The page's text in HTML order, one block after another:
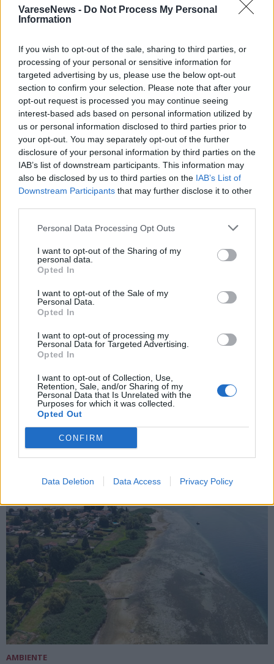
VareseNews - Do Not Process My Personal
Information
If you wish to opt-out of the sale, sharing to third parties, or
processing of your personal or sensitive information for
targeted advertising by us, please use the below opt-out
section to confirm your selection. Please note that after your
opt-out request is processed you may continue seeing
interest-based ads based on personal information utilized by
us or personal information disclosed to third parties prior to
your opt-out. You may separately opt-out of the further
disclosure of your personal information by third parties on the
IAB’s list of downstream participants. This information may
also be disclosed by us to third parties on the IAB’s List of
Downstream Participants that may further disclose it to other
Personal Data Processing Opt Outs
I want to opt-out of the Sharing of my
personal data.
Opted In
I want to opt-out of the Sale of my
Personal Data.
Opted In
I want to opt-out of processing my
Personal Data for Targeted Advertising.
Opted In
I want to opt-out of Collection, Use,
Retention, Sale, and/or Sharing of my
Personal Data that Is Unrelated with the
Purposes for which it was collected.
Opted Out
CONFIRM
Data Deletion Data Access Privacy Policy
Commenti
Accedio registratiper commentare questo
articolo.
L'email è richiesta ma non verrà mostrata ai visitatori. Il contenuto di questo
commento esprime il pensiero dell'autore e non rappresenta la linea editoriale
di VareseNews.it, che rimane autonoma e indipendente. I messaggi inclusi nei
commenti non sono testi giornalistici, ma post inviati dai singoli lettori che
possono essere automaticamente pubblicati senza filtro preventivo. I commenti
che includano uno o più link a siti esterni verranno rimossi in automatico dal
sistema.
DALLA HOME
AMBIENTE